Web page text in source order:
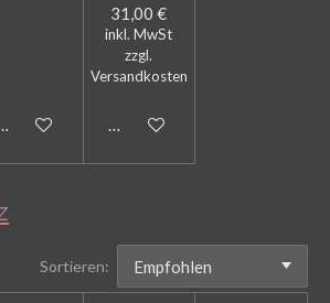
benachrichtigen
den Warenkorb
31,00 €
inkl. MwSt
zzgl.
Versandkosten
In den Warenkorb
Sortieren: